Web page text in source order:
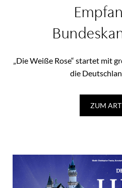
„Die Weiße Rose“ startet mit
die
ZUM